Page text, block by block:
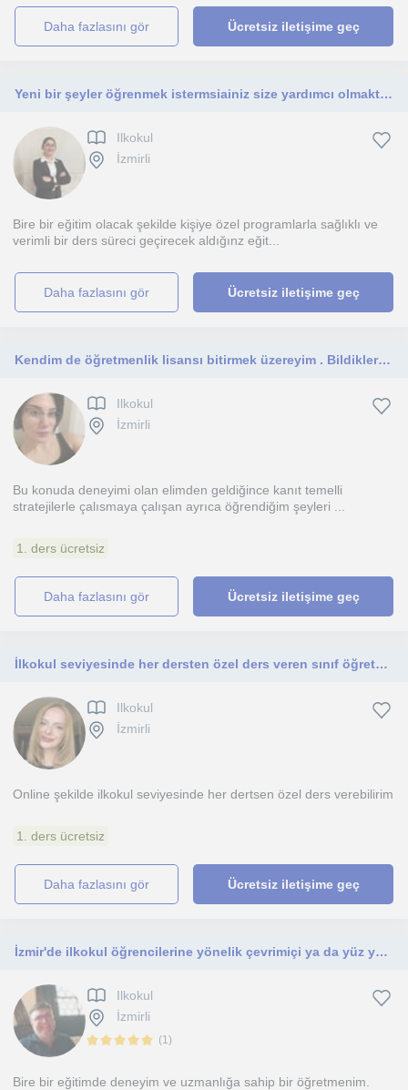
daha fazlasını gör Ücretsiz iletişime geç
Yeni bir şeyler öğrenmek istermsiainiz size yardımcı olmaktan mutluluk duyarım
Ilkokul
İzmirli
Bire bir eğitim olacak şekilde kişiye özel programlarla sağlıklı ve
verimli bir ders süreci geçirecek aldığınz eğit...
daha fazlasını gör Ücretsiz iletişime geç
Kendim de öğretmenlik lisansı bitirmek üzereyim . Bildiklerimi aktarmak benim için harika bir duygu.
Ilkokul
İzmirli
Bu konuda deneyimi olan elimden geldiğince kanıt temelli
stratejilerle çalısmaya çalışan ayrıca öğrendiğim şeyleri ...
1. ders ücretsiz
daha fazlasını gör Ücretsiz iletişime geç
İlkokul seviyesinde her dersten özel ders veren sınıf öğretmeni
Ilkokul
İzmirli
Online şekilde ilkokul seviyesinde her dertsen özel ders verebilirim
1. ders ücretsiz
daha fazlasını gör Ücretsiz iletişime geç
İzmir'de ilkokul öğrencilerine yönelik çevrimiçi ya da yüz yüze özel ders vermekteyim.
Ilkokul
İzmirli
(1)
Bire bir eğitimde deneyim ve uzmanlığa sahip bir öğretmenim.